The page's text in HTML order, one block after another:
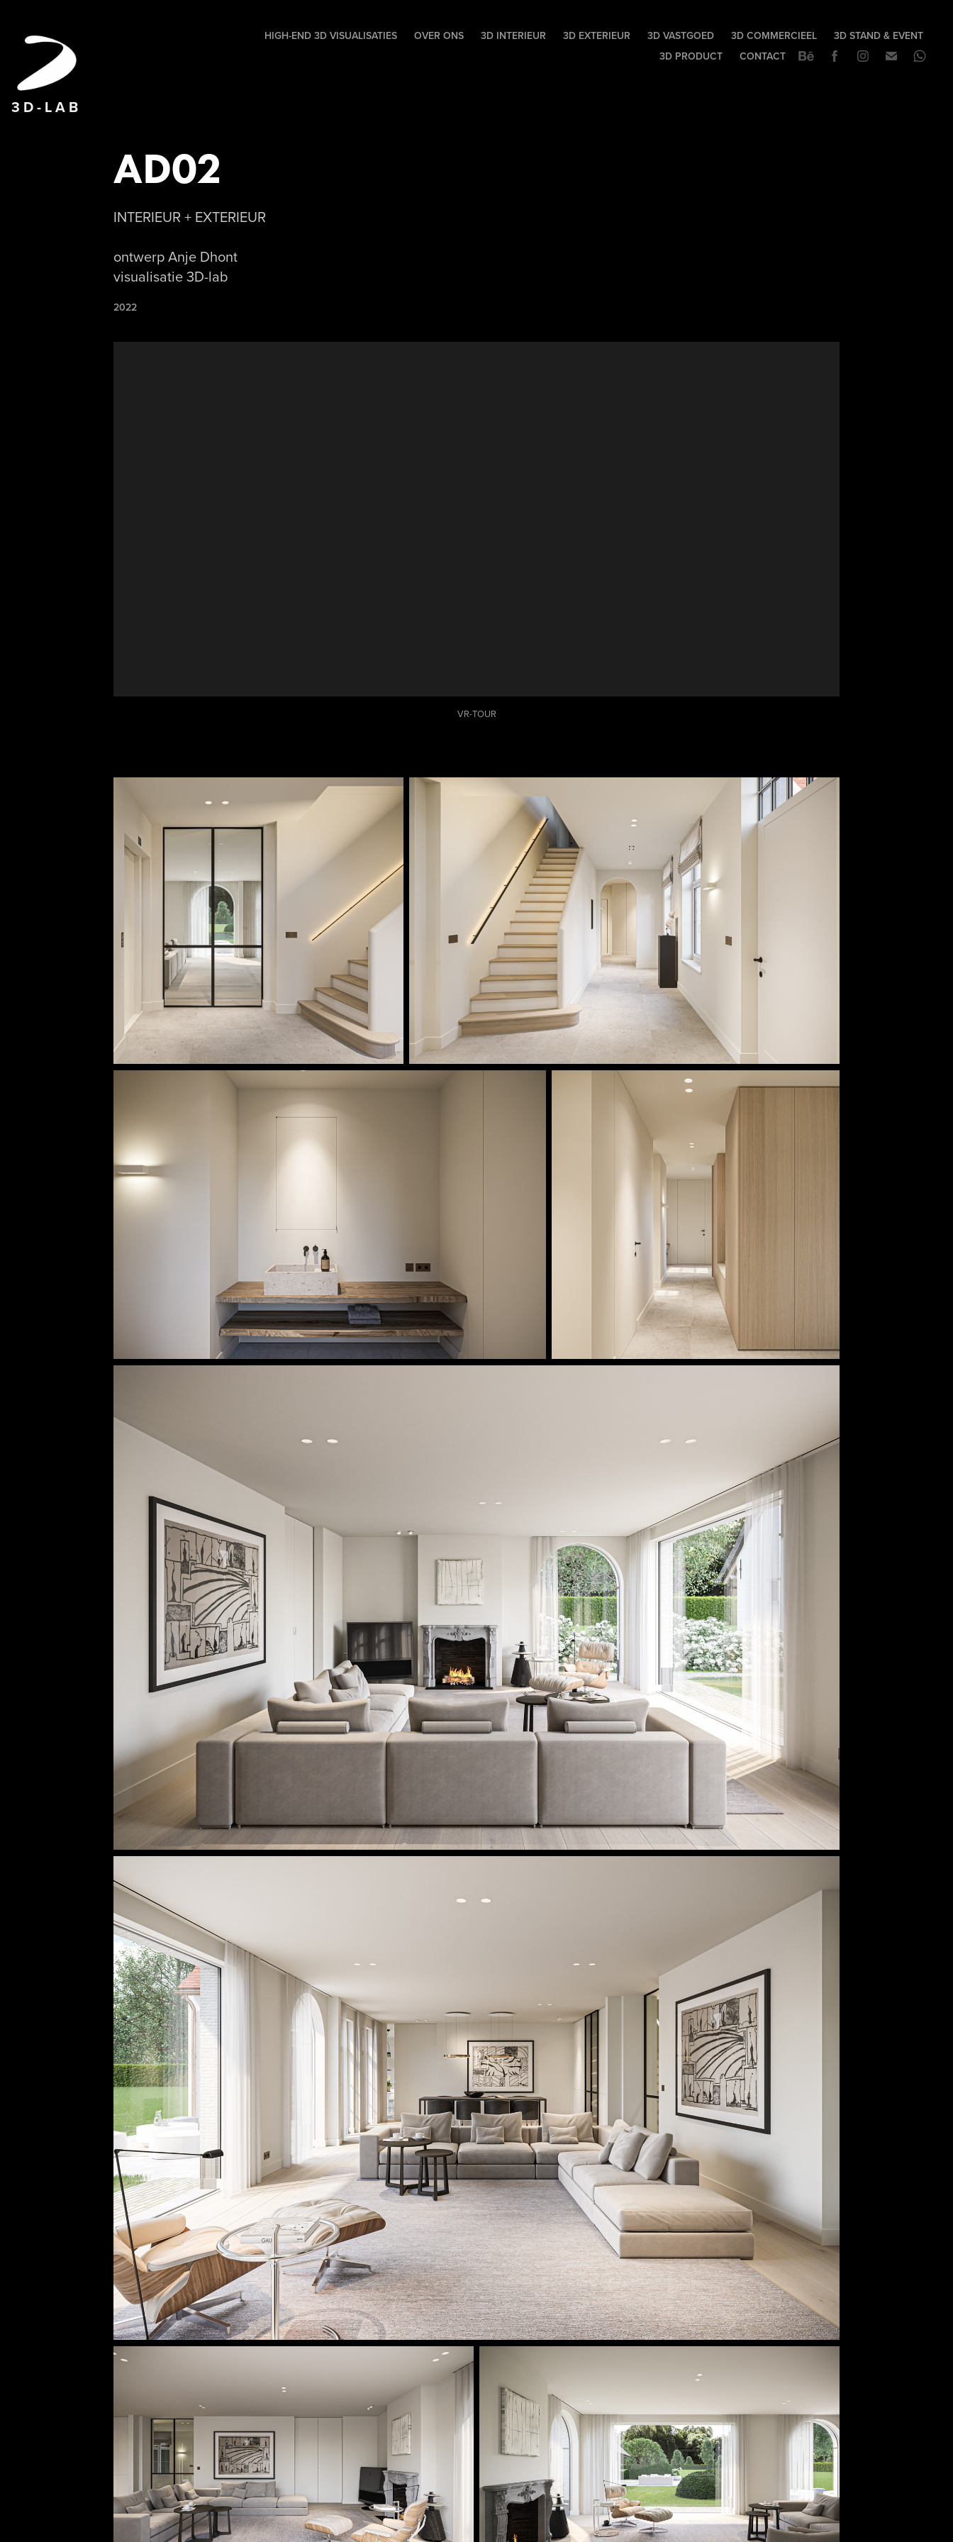
3 D - L A B
HIGH-END 3D VISUALISATIES OVER ONS 3D INTERIEUR 3D EXTERIEUR 3D VASTGOED 3D COMMERCIEEL
3D STAND & EVENT
3D PRODUCT
CONTACT
AD02
INTERIEUR + EXTERIEUR
ontwerp Anje Dhont
visualisatie 3D-lab
2022
VR-TOUR